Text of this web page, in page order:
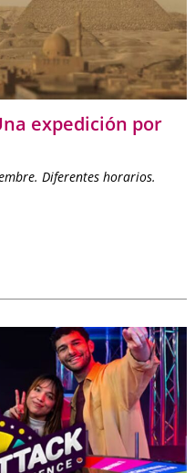
expedición por
Diferentes horarios.